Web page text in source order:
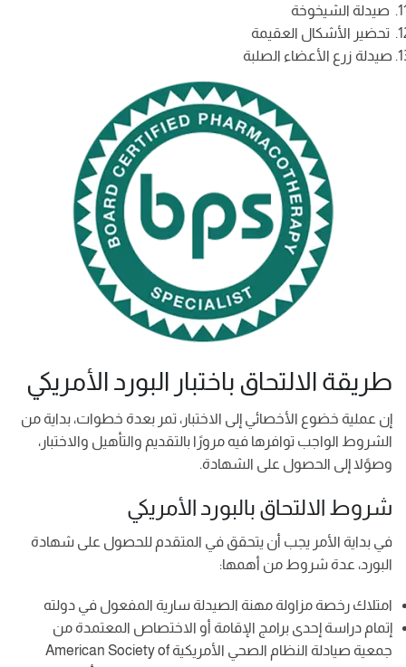
صيدلة الشيخوخة
تحضير الأشكال العقيمة
صيدلة زرع الأعضاء الصلبة
طريقة الالتحاق باختبار البورد الأمريكي
إن عملية خضوع الأخصائي إلى الاختبار، تمر بعدة خطوات، بداية من
الشروط الواجب توافرها فيه مرورًا بالتقديم والتأهيل والاختبار،
وصوًلا إلى الحصول على الشهادة.
شروط الالتحاق بالبورد الأمريكي
في بداية الأمر يجب أن يتحقق في المتقدم للحصول على شهادة
البورد، عدة شروط من أهمها:
امتلاك رخصة مزاولة مهنة الصيدلة سارية المفعول في دولته
إتمام دراسة إحدى برامج الإقامة أو الاختصاص المعتمدة من
جمعية صيادلة النظام الصحي الأمريكية American Society of